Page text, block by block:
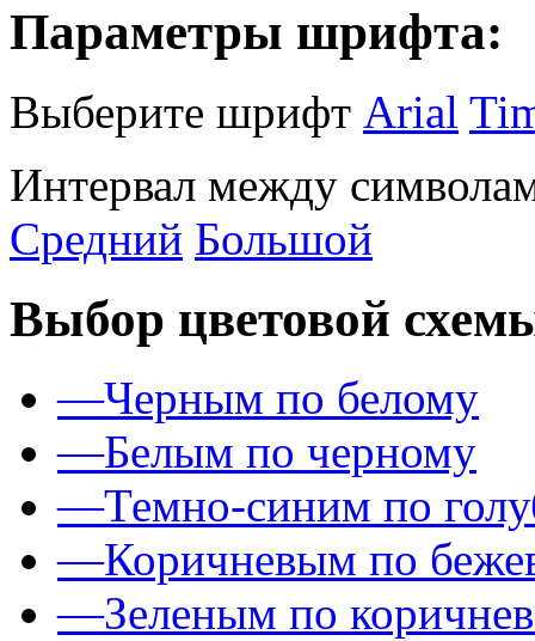
Параметры шрифта:
Выберите шрифт Arial
Интервал между
Средний Большой
Выбор цветовой
—Черным по белому
—Белым по черному
—Темно-синим по
—Коричневым по
—Зеленым по